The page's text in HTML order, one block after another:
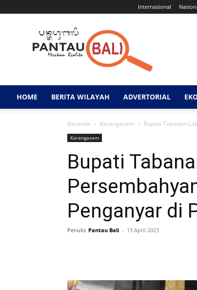
Internasional
Pantau
Bali
HOME BERITA WILAYAH ADVERTORIAL
Beranda Karangasem Bupati Tabanan
Karangasem
Bupati
Penganyar di
Penulis Pantau Bali - 13 April 2023